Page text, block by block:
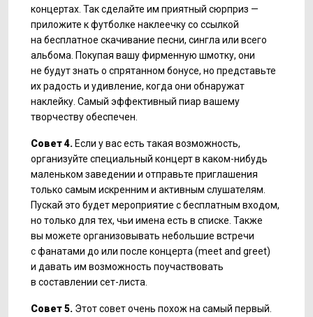
концертах. Так сделайте им приятный сюрприз —
приложите к футболке наклеечку со ссылкой
на бесплатное скачивание песни, сингла или всего
альбома. Покупая вашу фирменную шмотку, они
не будут знать о спрятанном бонусе, но представьте
их радость и удивление, когда они обнаружат
наклейку. Самый эффективный пиар вашему
творчеству обеспечен.
Совет 4. Если у вас есть такая возможность,
организуйте специальный концерт в каком-нибудь
маленьком заведении и отправьте приглашения
только самым искренним и активным слушателям.
Пускай это будет мероприятие с бесплатным входом,
но только для тех, чьи имена есть в списке. Также
вы можете организовывать небольшие встречи
с фанатами до или после концерта (meet and greet)
и давать им возможность поучаствовать
в составлении сет-листа.
Совет 5. Этот совет очень похож на самый первый.